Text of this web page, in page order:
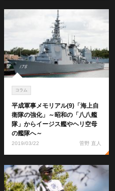
コラム
平成軍事メモリアル(9)「海上自
衛隊の強化」～昭和の「八八艦
隊」からイージス艦やヘリ空母
の艦隊へ～
2019/03/22 菅野 直人